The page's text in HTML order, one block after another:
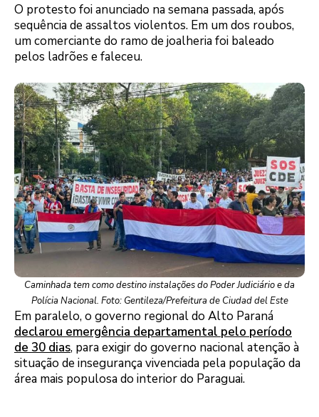
O protesto foi anunciado na semana passada, após
sequência de assaltos violentos. Em um dos roubos,
um comerciante do ramo de joalheria foi baleado
pelos ladrões e faleceu.
Caminhada tem como destino instalações do Poder Judiciário e da
Polícia Nacional. Foto: Gentileza/Prefeitura de Ciudad del Este
Em paralelo, o governo regional do Alto Paraná
declarou emergência departamental pelo período
de 30 dias, para exigir do governo nacional atenção à
situação de insegurança vivenciada pela população da
área mais populosa do interior do Paraguai.